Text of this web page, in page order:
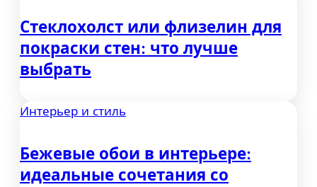
Стеклохолст или флизелин для
покраски стен: что лучше
выбрать
Интерьер и стиль
Бежевые обои в интерьере:
идеальные сочетания со